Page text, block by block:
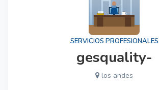
SERVICIOS PROFESIONALES
gesquality-
los andes